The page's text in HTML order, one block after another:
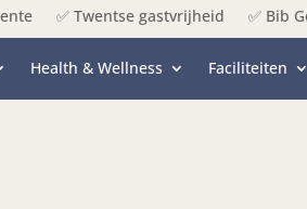
✅ Twentse gastvrijheid ✅ Bib
Health & Wellness Faciliteiten